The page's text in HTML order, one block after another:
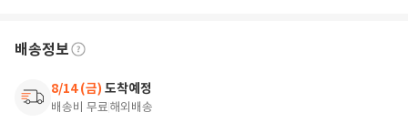
배송정보
8/14 (금) 도착예정
배송비 무료해외배송